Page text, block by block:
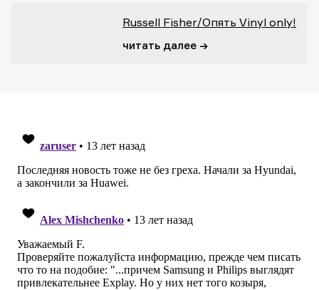
Russell Fisher/Опять Vinyl only!
читать далее →